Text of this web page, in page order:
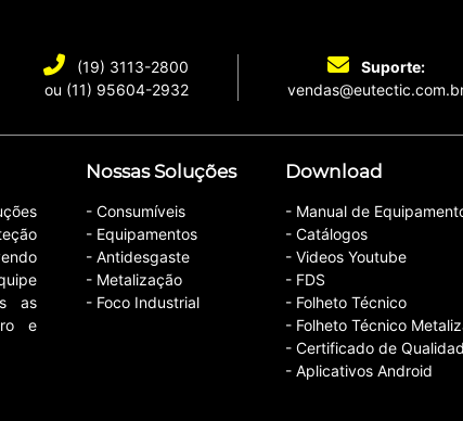
(19) 3113-2800
ou (11) 95604-2932
Suporte:
as
e
Nossas Soluções
- Consumíveis
- Equipamentos
- Antidesgaste
- Metalização
- Foco Industrial
Download
- Manual de
- Catálogos
- Videos Youtube
- FDS
- Folheto Técnico
- Folheto Técnico
- Certificado de
- Aplicativos Android